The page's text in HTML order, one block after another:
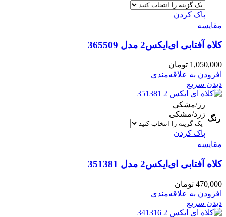
پاک کردن
مقایسه
کلاه آفتابی ای‌ایکس2 مدل 365509
1,050,000 تومان
افزودن به علاقه‌مندی
دیدن سریع
رنگ
رز/مشکی
زرد/مشکی
پاک کردن
مقایسه
کلاه آفتابی ای‌ایکس2 مدل 351381
470,000 تومان
افزودن به علاقه‌مندی
دیدن سریع